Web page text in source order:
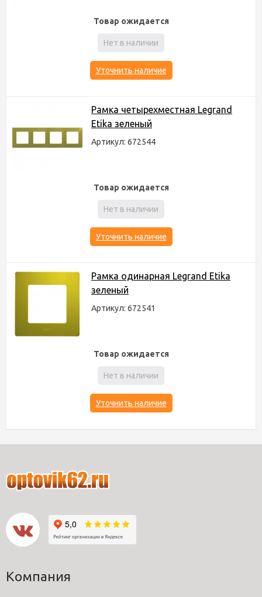
Товар ожидается
Нет в наличии
Уточнить наличие
Рамка четырехместная Legrand
Etika зеленый
Артикул: 672544
Товар ожидается
Нет в наличии
Уточнить наличие
Рамка одинарная Legrand Etika
зеленый
Артикул: 672541
Товар ожидается
Нет в наличии
Уточнить наличие
Компания